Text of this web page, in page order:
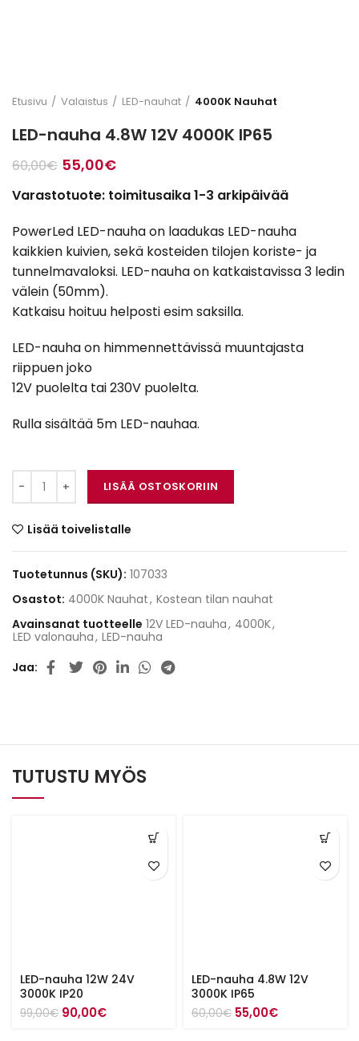
Etusivu Valaistus LED-nauhat 4000K Nauhat
LED-nauha 4.8W 12V 4000K IP65
60,00€ Alkuperäinen
oli:
55,00€Nykyinen
on:
Varastotuote: toimitusaika 1-3 arkipäivää
PowerLed LED-nauha on laadukas LED-nauha
kaikkien kuivien, sekä kosteiden tilojen koriste- ja
tunnelmavaloksi. LED-nauha on katkaistavissa 3 ledin
välein (50mm).
Katkaisu hoituu helposti esim saksilla.
LED-nauha on himmennettävissä muuntajasta
riippuen joko
12V puolelta tai 230V puolelta.
Rulla sisältää 5m LED-nauhaa.
LED-nauha 4.8W 12V 4000K IP65 määrä
LISÄÄ OSTOSKORIIN
Lisää toivelistalle
Tuotetunnus (SKU): 107033
Osastot: 4000K Nauhat, Kostean tilan nauhat
Avainsanat tuotteelle 12V LED-nauha, 4000K,
LED valonauha, LED-nauha
Jaa
TUTUSTU MYÖS
LED-nauha 12W 24V
3000K IP20
99,00€ Alkuperäinen
90,00€Nykyinen
LED-nauha 4.8W 12V
3000K IP65
60,00€ Alkuperäinen
55,00€Nykyinen